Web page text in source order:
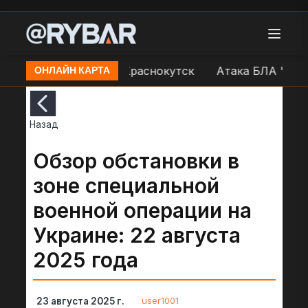
ОНЛАЙН КАРТА
ВСУ в н.п. Краснокутск Атака БЛА
Назад
Обзор обстановки в
зоне специальной
военной операции на
Украине: 22 августа
2025 года
23 августа 2025 г. user1001